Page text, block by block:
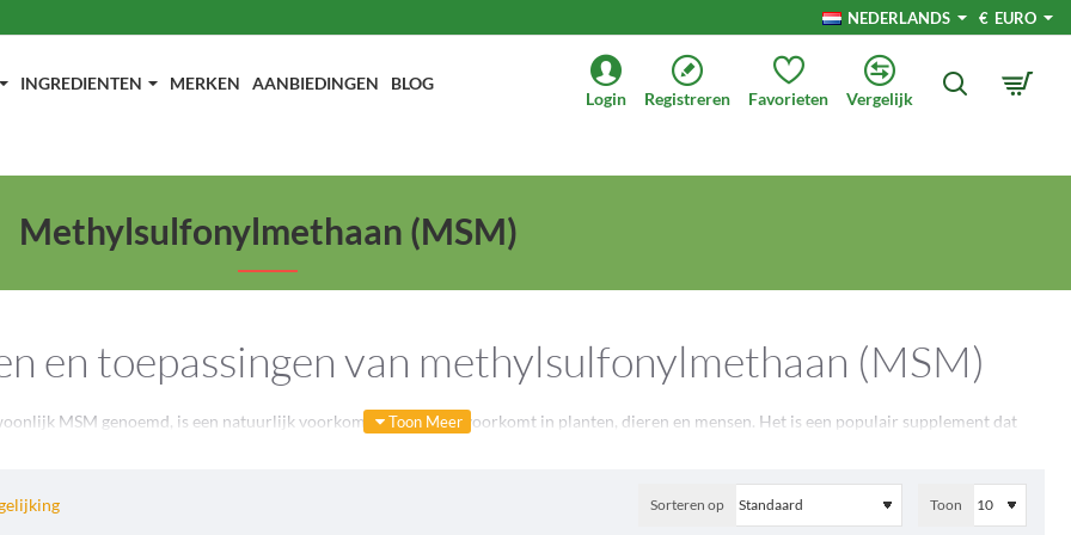
NEDERLANDS € EURO
INGREDIENTEN MERKEN AANBIEDINGEN BLOG
Login Registreren Favorieten Vergelijk
Methylsulfonylmethaan (MSM)
en toepassingen van methylsulfonylmethaan (MSM)
MSM genoemd, is een natuurlijk voorkomende stof die voorkomt in planten, dieren en mensen. Het is een populair supplement dat
Sorteren op Toon